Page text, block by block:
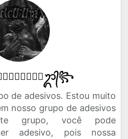
de adesivos. Estou muito
nosso grupo de adesivos
grupo, você pode
adesivo, pois nossa